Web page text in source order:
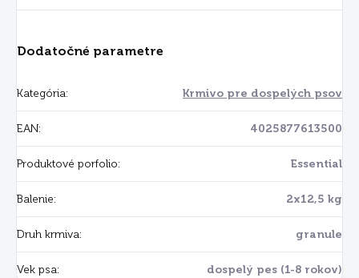
Dodatočné parametre
Kategória: Krmivo pre dospelých psov
EAN: 4025877613500
Produktové porfolio: Essential
Balenie: 2x12,5 kg
Druh krmiva: granule
Vek psa: dospelý pes (1-8 rokov)